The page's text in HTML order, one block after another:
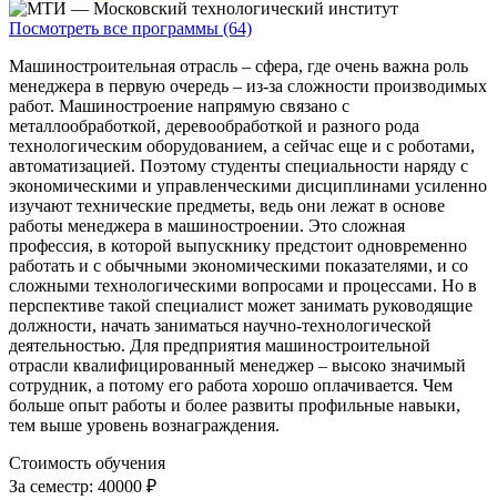
Посмотреть все программы (64)
Машиностроительная отрасль – сфера, где очень важна роль
менеджера в первую очередь – из-за сложности производимых
работ. Машиностроение напрямую связано с
металлообработкой, деревообработкой и разного рода
технологическим оборудованием, а сейчас еще и с роботами,
автоматизацией. Поэтому студенты специальности наряду с
экономическими и управленческими дисциплинами усиленно
изучают технические предметы, ведь они лежат в основе
работы менеджера в машиностроении. Это сложная
профессия, в которой выпускнику предстоит одновременно
работать и с обычными экономическими показателями, и со
сложными технологическими вопросами и процессами. Но в
перспективе такой специалист может занимать руководящие
должности, начать заниматься научно-технологической
деятельностью. Для предприятия машиностроительной
отрасли квалифицированный менеджер – высоко значимый
сотрудник, а потому его работа хорошо оплачивается. Чем
больше опыт работы и более развиты профильные навыки,
тем выше уровень вознаграждения.
Стоимость обучения
За семестр: 40000 ₽